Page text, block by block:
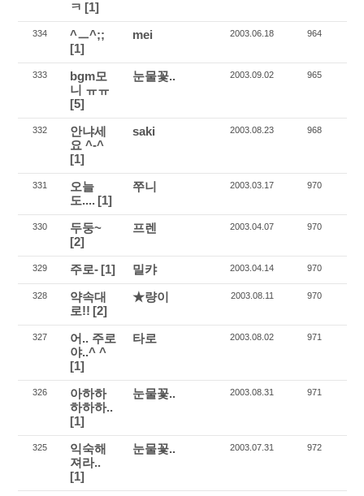
ㅋ [1]
334
^ㅡ^;;
[1]
mei 2003.06.18 964
333
bgm모
니 ㅠㅠ
[5]
눈물꽃.. 2003.09.02 965
332
안냐세
요 ^-^
[1]
saki 2003.08.23 968
331
오늘
도.... [1]
쭈니 2003.03.17 970
330
두둥~
[2]
프렌 2003.04.07 970
329 주로- [1] 밀캬 2003.04.14 970
328
약속대
로!! [2]
★량이 2003.08.11 970
327
어.. 주로
야..^ ^
[1]
타로 2003.08.02 971
326
아하하
하하하..
[1]
눈물꽃.. 2003.08.31 971
325
익숙해
져라..
[1]
눈물꽃.. 2003.07.31 972